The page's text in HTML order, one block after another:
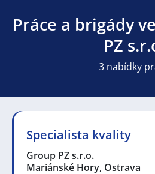
Práce a brigády
PZ
3 nabídky
Specialista kvality
Group PZ s.r.o.
Mariánské Hory, Ostrava